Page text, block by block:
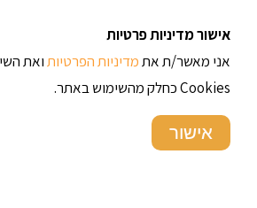
אישור מדיניות פרטיות
אני מאשר/ת אתמדיניות הפרטיותואת
Cookies כחלק מהשימוש באתר.
אישור